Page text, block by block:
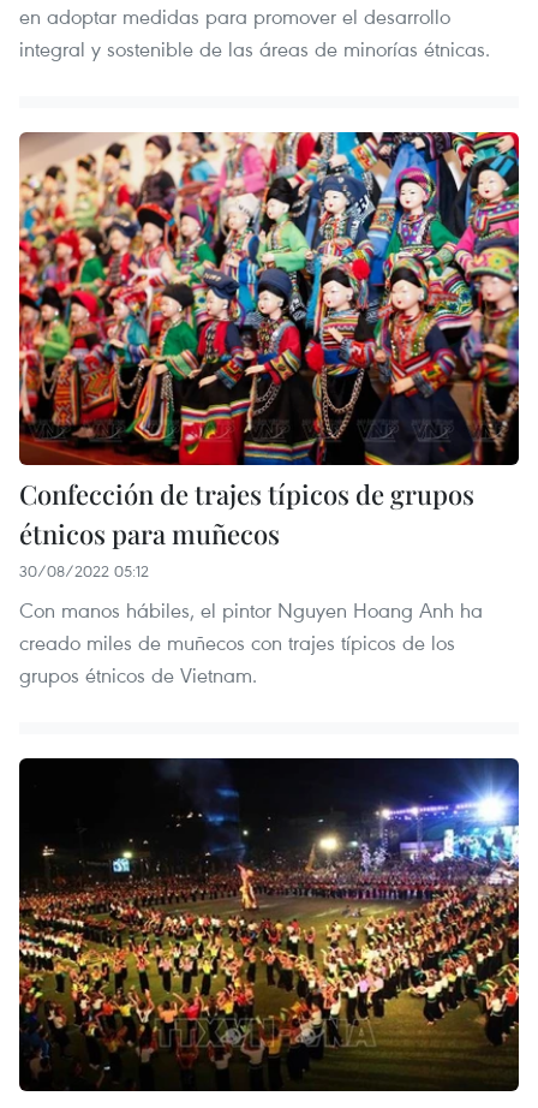
en adoptar medidas para promover el desarrollo
integral y sostenible de las áreas de minorías étnicas.
Confección de trajes típicos de grupos
étnicos para muñecos
30/08/2022 05:12
Con manos hábiles, el pintor Nguyen Hoang Anh ha
creado miles de muñecos con trajes típicos de los
grupos étnicos de Vietnam.